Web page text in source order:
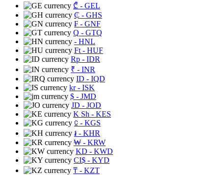
₾ - GEL
₵ - GHS
₣ - GNF
Q - GTQ
- HNL
Ft - HUF
Rp - IDR
₹ - INR
ID - IQD
kr- ISK
$ - JMD
JD - JOD
K Sh - KES
⃀ - KGS
៛ - KHR
₩ - KRW
KD - KWD
CI$ - KYD
₸ - KZT